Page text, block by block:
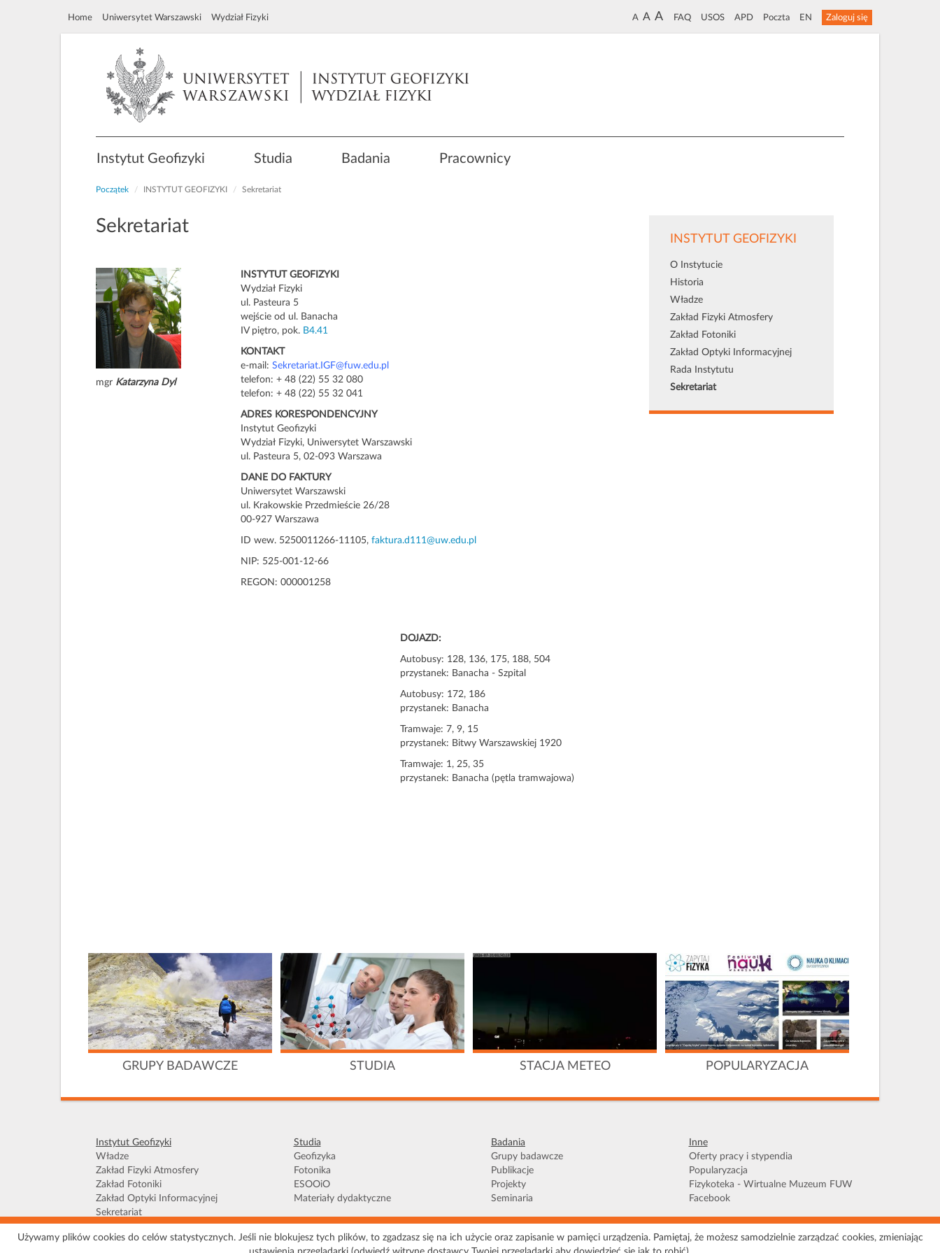
Home Uniwersytet Warszawski Wydział Fizyki A A A FAQ USOS APD Poczta EN Zaloguj się
Instytut Geofizyki Studia Badania Pracownicy
Początek INSTYTUT GEOFIZYKI Sekretariat
Sekretariat
mgr Katarzyna Dyl
INSTYTUT GEOFIZYKI
Wydział Fizyki
ul. Pasteura 5
wejście od ul. Banacha
IV piętro, pok. B4.41
KONTAKT
e-mail: Sekretariat.IGF@fuw.edu.pl
telefon: + 48 (22) 55 32 080
telefon: + 48 (22) 55 32 041
ADRES KORESPONDENCYJNY
Instytut Geofizyki
Wydział Fizyki, Uniwersytet Warszawski
ul. Pasteura 5, 02-093 Warszawa
DANE DO FAKTURY
Uniwersytet Warszawski
ul. Krakowskie Przedmieście 26/28
00-927 Warszawa
ID wew. 5250011266-11105, faktura.d111@uw.edu.pl
NIP: 525-001-12-66
REGON: 000001258
DOJAZD:
Autobusy: 128, 136, 175, 188, 504
przystanek: Banacha - Szpital
Autobusy: 172, 186
przystanek: Banacha
Tramwaje: 7, 9, 15
przystanek: Bitwy Warszawskiej 1920
Tramwaje: 1, 25, 35
przystanek: Banacha (pętla tramwajowa)
INSTYTUT GEOFIZYKI
O Instytucie
Historia
Władze
Zakład Fizyki Atmosfery
Zakład Fotoniki
Zakład Optyki Informacyjnej
Rada Instytutu
Sekretariat
GRUPY BADAWCZE STUDIA STACJA METEO POPULARYZACJA
Instytut Geofizyki
Władze
Zakład Fizyki Atmosfery
Zakład Fotoniki
Zakład Optyki Informacyjnej
Sekretariat
Studia
Geofizyka
Fotonika
ESOOiO
Materiały dydaktyczne
Badania
Grupy badawcze
Publikacje
Projekty
Seminaria
Inne
Oferty pracy i stypendia
Popularyzacja
Fizykoteka - Wirtualne Muzeum FUW
Facebook
Warunki korzystania|Polityka prywatności|Pliki Cookies|Deklaracja dostępności| Mapa serwisu
Używamy plików cookies do celów statystycznych. Jeśli nie blokujesz tych plików, to zgadzasz się na ich użycie oraz zapisanie w pamięci urządzenia. Pamiętaj, że możesz samodzielnie zarządzać cookies, zmieniając